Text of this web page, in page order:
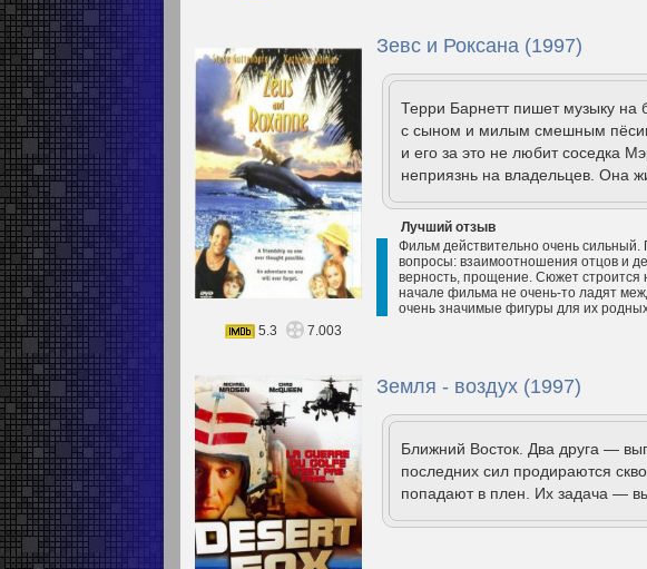
Зевс и Роксана (1997)
Терри Барнетт пишет музыку на
с сыном и милым смешным
и его за это не любит соседка
неприязнь на владельцев. Она
Лучший отзыв
Фильм действительно очень сильный.
вопросы: взаимоотношения отцов и
верность, прощение. Сюжет строится
начале фильма не очень-то ладят
очень значимые фигуры для их
5.3
7.003
Земля - воздух (1997)
Ближний Восток. Два друга —
последних сил продираются
попадают в плен. Их задача —